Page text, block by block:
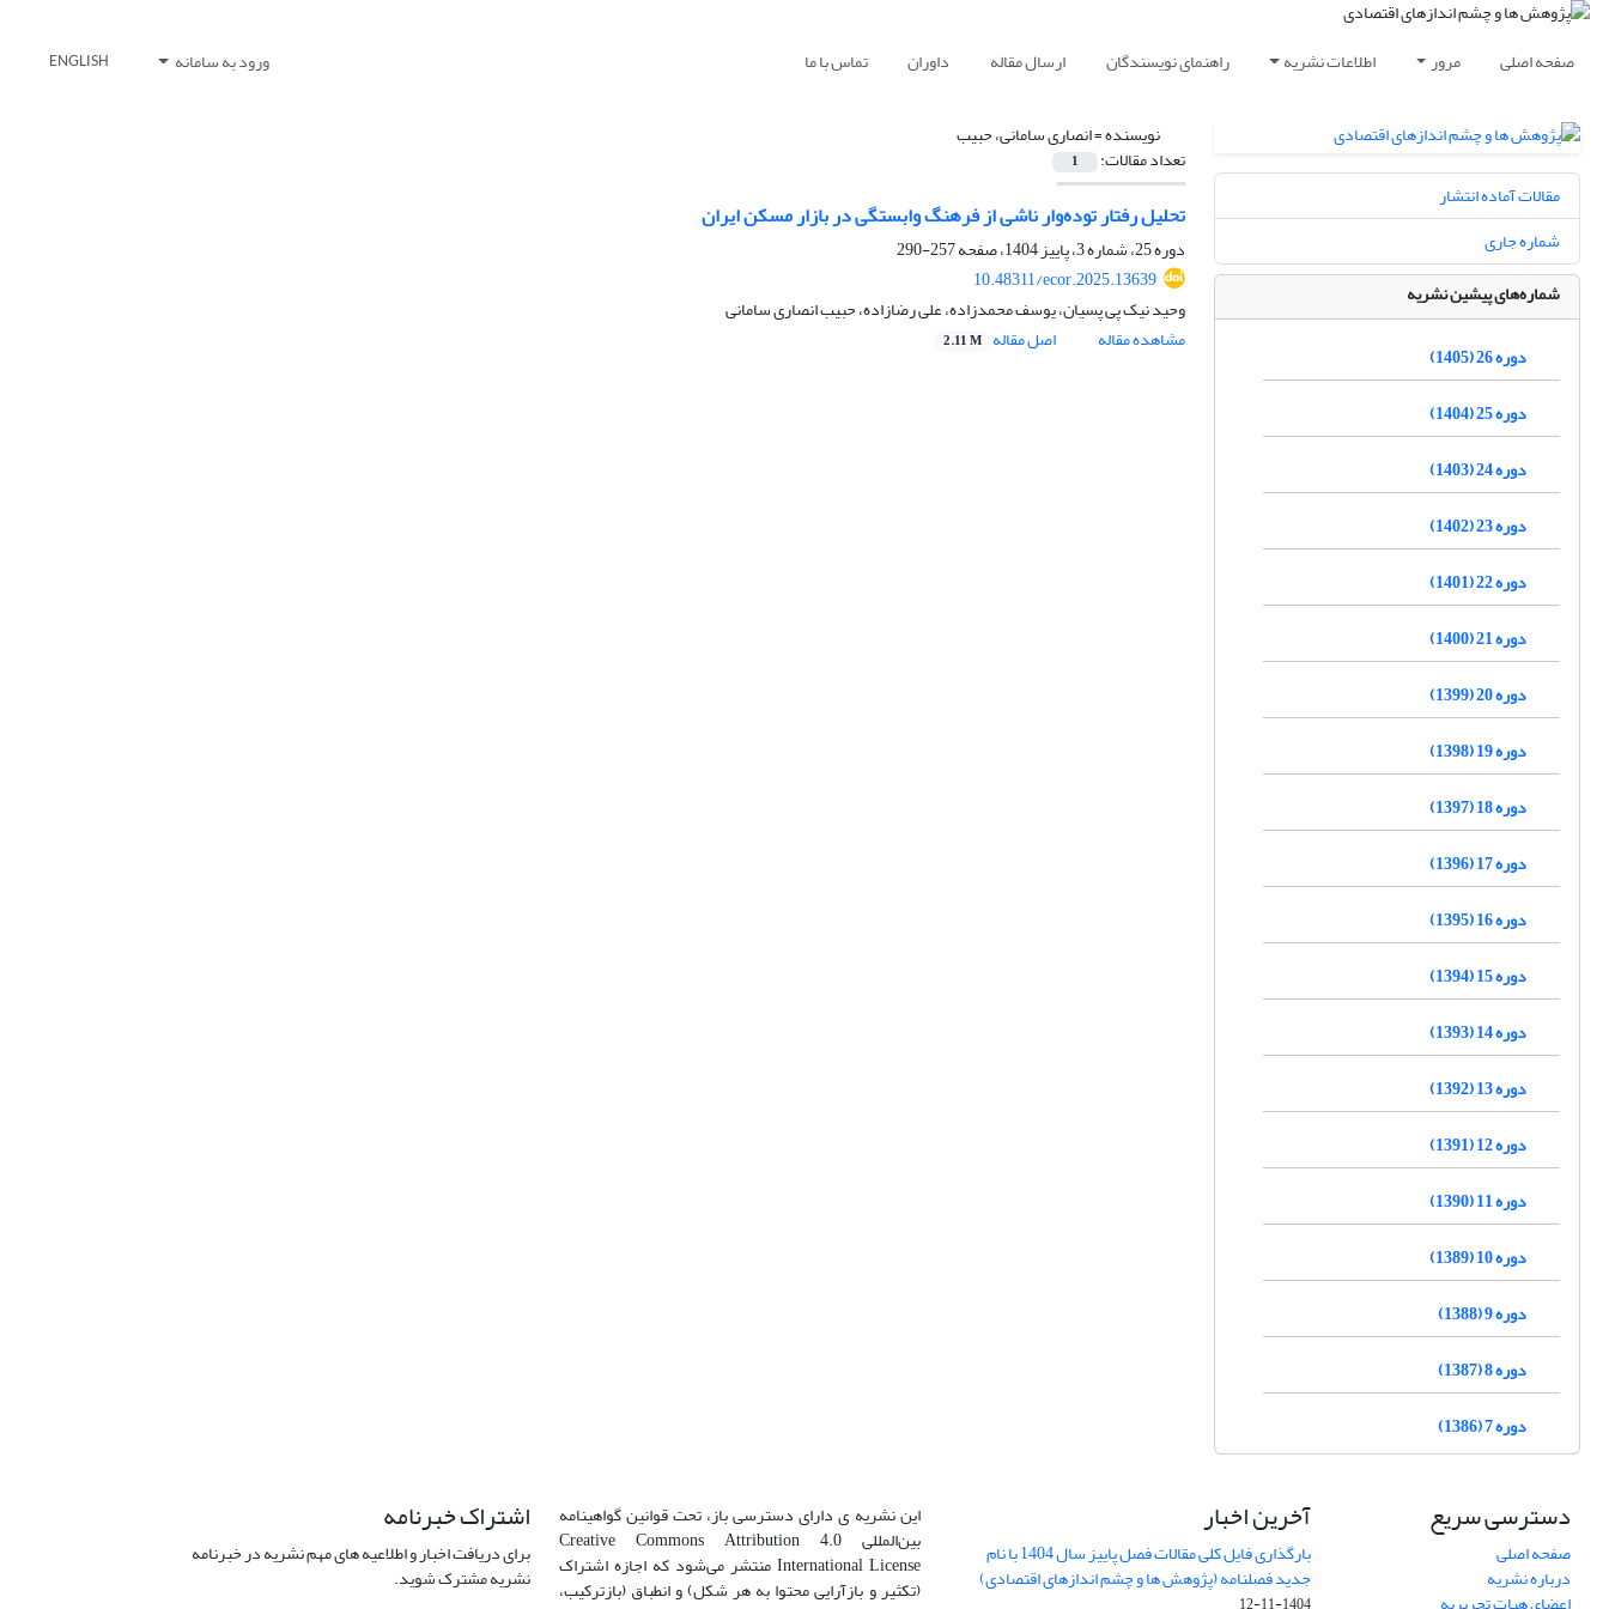
صفحه اصلی مرور اطلاعات نشریه راهنمای نویسندگان ارسال مقاله داوران تماس با ما ورود به سامانه ENGLISH
نویسنده =انصاری سامانی، حبیب
تعداد مقالات: 1
تحلیل رفتار توده‌وار ناشی از فرهنگ وابستگی در بازار مسکن ایران
دوره 25، شماره 3، پاییز 1404، صفحه
257-290
10.48311/ecor.2025.13639
وحید نیک پی پسیان، یوسف محمدزاده، علی رضازاده، حبیب انصاری سامانی
مشاهده مقاله
اصل مقاله 2.11 M
مقالات آماده انتشار
شماره جاری
شماره‌های پیشین نشریه
دوره 26 (1405)
دوره 25 (1404)
دوره 24 (1403)
دوره 23 (1402)
دوره 22 (1401)
دوره 21 (1400)
دوره 20 (1399)
دوره 19 (1398)
دوره 18 (1397)
دوره 17 (1396)
دوره 16 (1395)
دوره 15 (1394)
دوره 14 (1393)
دوره 13 (1392)
دوره 12 (1391)
دوره 11 (1390)
دوره 10 (1389)
دوره 9 (1388)
دوره 8 (1387)
دوره 7 (1386)
دسترسی سریع
صفحه اصلی
درباره نشریه
آخرین اخبار
بارگذاری فایل کلی مقالات فصل پاییز سال 1404 با نام
جدید فصلنامه (پژوهش ها و چشم اندازهای اقتصادی)
این نشریه ی دارای دسترسی باز، تحت قوانین گواهینامه
بین‌المللی Creative Commons Attribution 4.0
International License منتشر می‌شود که اجازه اشتراک
(تکثیر و بازآرایی محتوا به هر شکل) و انطباق (بازترکیب،
اشتراک خبرنامه
برای دریافت اخبار و اطلاعیه های مهم نشریه در خبرنامه
نشریه مشترک شوید.